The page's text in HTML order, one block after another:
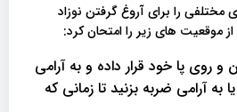
را برای آروغ گرفتن نوزاد
موقعیت های زیر را امتحان کرد:
و روی پا خود قرار داده و به آرامی
به آرامی ضربه بزنید تا زمانی که